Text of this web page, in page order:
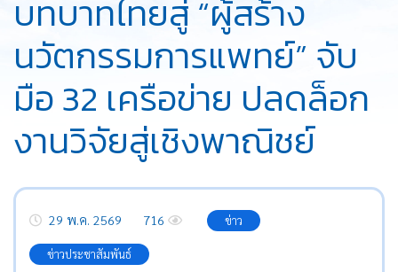
บทบาทไทยสู่ “ผู้สร้าง
นวัตกรรมการแพทย์” จับ
มือ 32 เครือข่าย ปลดล็อก
งานวิจัยสู่เชิงพาณิชย์
29 พ.ค. 2569 716 ข่าว
ข่าวประชาสัมพันธ์